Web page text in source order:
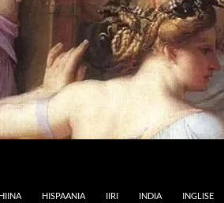
HIINA HISPAANIA IIRI INDIA INGLISE